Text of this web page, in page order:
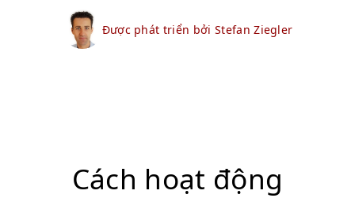
Được phát triển bởi Stefan Ziegler
Cách hoạt động